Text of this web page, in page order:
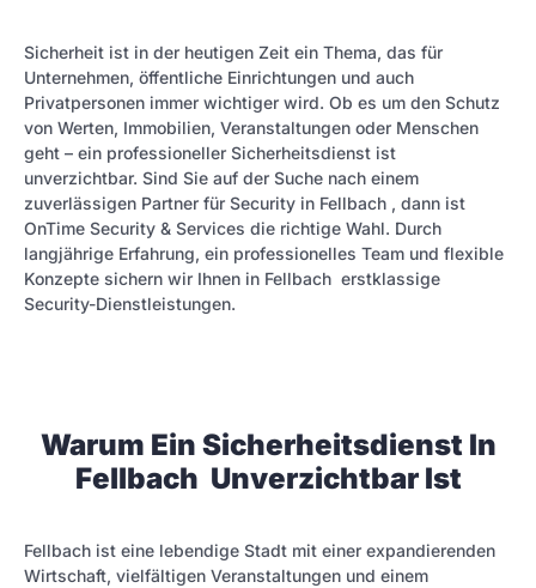
Sicherheit ist in der heutigen Zeit ein Thema, das für
Unternehmen, öffentliche Einrichtungen und auch
Privatpersonen immer wichtiger wird. Ob es um den Schutz
von Werten, Immobilien, Veranstaltungen oder Menschen
geht – ein professioneller Sicherheitsdienst ist
unverzichtbar. Sind Sie auf der Suche nach einem
zuverlässigen Partner für Security in Fellbach , dann ist
OnTime Security & Services die richtige Wahl. Durch
langjährige Erfahrung, ein professionelles Team und flexible
Konzepte sichern wir Ihnen in Fellbach erstklassige
Security-Dienstleistungen.
Warum Ein Sicherheitsdienst In
Fellbach Unverzichtbar Ist
Fellbach ist eine lebendige Stadt mit einer expandierenden
Wirtschaft, vielfältigen Veranstaltungen und einem